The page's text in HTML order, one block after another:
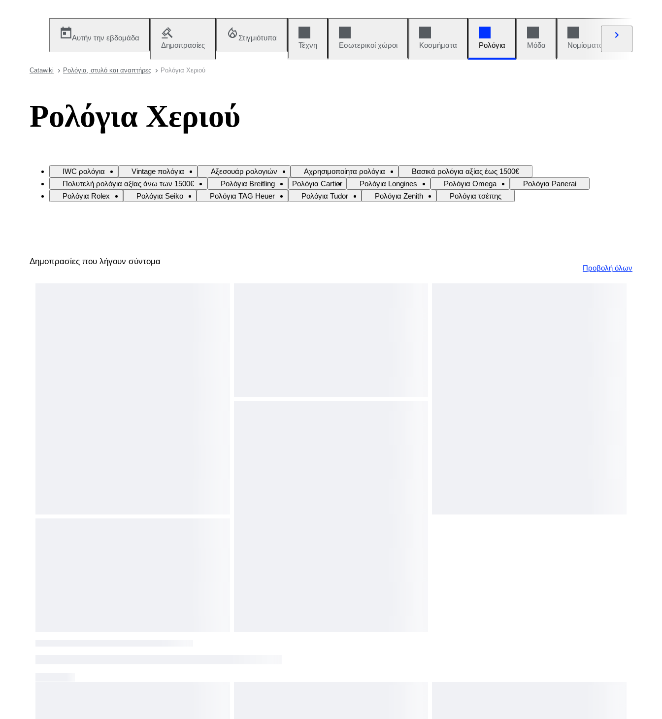
Αυτήν την εβδομάδα
Δημοπρασίες
Στιγμιότυπα
Τέχνη
Εσωτερικοί χώροι Κοσμήματα Ρολόγια Μόδα Νομίσματα και
Catawiki Ρολόγια, στυλό και αναπτήρες Ρολόγια Χεριού
Ρολόγια Χεριού
IWC ρολόγια Vintage πολόγια Αξεσουάρ ρολογιών Αχρησιμοποίητα ρολόγια
Βασικά ρολόγια αξίας έως 1500€
Πολυτελή ρολόγια αξίας άνω των 1500€
Ρολόγια Breitling Ρολόγια Cartier Ρολόγια Longines Ρολόγια Omega
Ρολόγια Panerai
Ρολόγια Rolex
Ρολόγια Seiko Ρολόγια TAG Heuer Ρολόγια Tudor Ρολόγια Zenith Ρολόγια τσέπης
Δημοπρασίες που λήγουν σύντομα
Προβολή όλων